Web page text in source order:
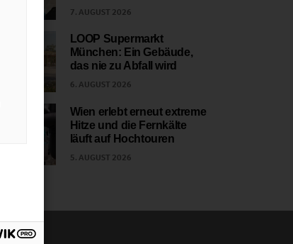
7. AUGUST 2026
LOOP Supermarkt
München: Ein Gebäude,
das nie zu Abfall wird
6. AUGUST 2026
Wien erlebt erneut extreme
Hitze und die Fernkälte
läuft auf Hochtouren
5. AUGUST 2026